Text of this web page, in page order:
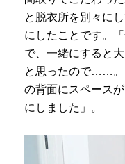
と脱衣所を別々に
にしたことです。
で、一緒にすると
と思ったので……。
の背面にスペース
にしました」。